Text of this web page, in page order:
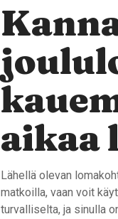
aikaa
Lähellä olevan
matkoilla, vaan voit
turvalliselta, ja sinulla